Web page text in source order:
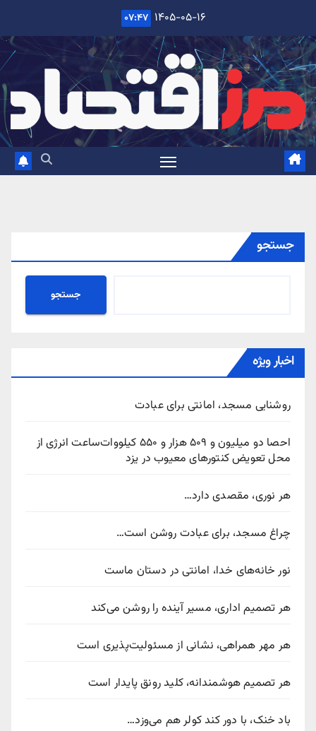
content
۱۴۰۵-۰۵-۱۶ ۰۷:۴۷
جستجو
جستجو
اخبار ویژه
روشنایی مسجد، امانتی برای عبادت
احصا دو میلیون و ۵۰۹ هزار و ۵۵۰ کیلووات‌ساعت انرژی از
محل تعویض کنتورهای معیوب در یزد
هر نوری، مقصدی دارد…
چراغ مسجد، برای عبادت روشن است…
نور خانه‌های خدا، امانتی در دستان ماست
هر تصمیم اداری، مسیر آینده را روشن می‌کند
هر مهر همراهی، نشانی از مسئولیت‌پذیری است
هر تصمیم هوشمندانه، کلید رونق پایدار است
باد خنک، با دور کند کولر هم می‌وزد…